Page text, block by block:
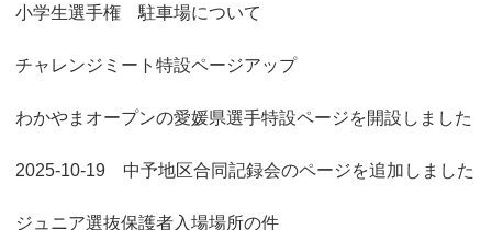
小学生選手権 駐車場について
チャレンジミート特設ページアップ
わかやまオープンの愛媛県選手特設ページを開設しました
2025-10-19 中予地区合同記録会のページを追加しました
ジュニア選抜保護者入場場所の件